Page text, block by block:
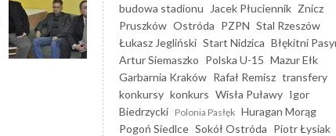
budowa stadionu
Jacek Płuciennik Znicz
Pruszków Ostróda PZPN Stal Rzeszów
Łukasz Jegliński Start Nidzica Błękitni
Artur Siemaszko Polska U-15 Mazur Ełk
Garbarnia Kraków Rafał Remisz transfery
konkursy konkurs Wisła Puławy Igor
Biedrzycki Polonia Pasłęk Huragan Morąg
Pogoń Siedlce Sokół Ostróda Piotr Łysiak